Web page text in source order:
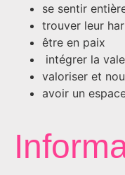
se sentir
trouver leur
être en paix
intégrer la
valoriser et
avoir un